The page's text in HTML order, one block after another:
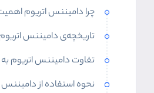
چرا دامیننس اتریوم
تاریخچه‌ی دامیننس اتریوم
تفاوت دامیننس اتریوم
نحوه استفاده از دامیننس